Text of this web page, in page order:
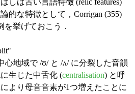
的な特徴として，Corrigan (355)
を挙げておこう．
地域で /ʊ/ と /ʌ/ に分裂した音韻
生じた中舌化 (centralisation) と呼
より母音音素が1つ増えたことに